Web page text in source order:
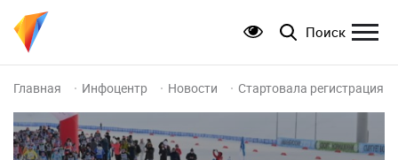
Поиск
Главная Инфоцентр Новости Стартовала